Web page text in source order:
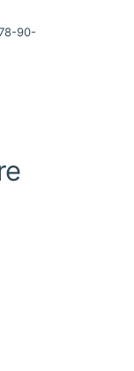
90-